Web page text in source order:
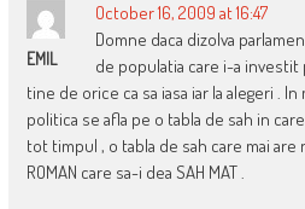
EMIL
October 16, 2009 at 16:47
Domne daca dizolva
de populatia care i-a investit
tine de orice ca sa iasa iar la alegeri .
politica se afla pe o tabla de sah in
tot timpul , o tabla de sah care mai are
ROMAN care sa-i dea SAH MAT .